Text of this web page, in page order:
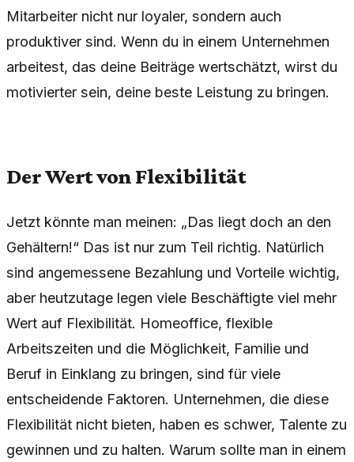
Mitarbeiter nicht nur loyaler, sondern auch
produktiver sind. Wenn du in einem Unternehmen
arbeitest, das deine Beiträge wertschätzt, wirst du
motivierter sein, deine beste Leistung zu bringen.
Der Wert von Flexibilität
Jetzt könnte man meinen: „Das liegt doch an den
Gehältern!“ Das ist nur zum Teil richtig. Natürlich
sind angemessene Bezahlung und Vorteile wichtig,
aber heutzutage legen viele Beschäftigte viel mehr
Wert auf Flexibilität. Homeoffice, flexible
Arbeitszeiten und die Möglichkeit, Familie und
Beruf in Einklang zu bringen, sind für viele
entscheidende Faktoren. Unternehmen, die diese
Flexibilität nicht bieten, haben es schwer, Talente zu
gewinnen und zu halten. Warum sollte man in einem